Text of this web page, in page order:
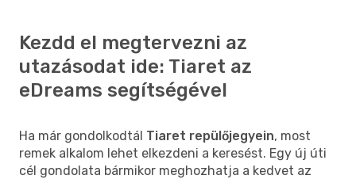
Kezdd el megtervezni az
utazásodat ide: Tiaret az
eDreams segítségével
Ha már gondolkodtál Tiaret repülőjegyein, most
remek alkalom lehet elkezdeni a keresést. Egy új úti
cél gondolata bármikor meghozhatja a kedvet az